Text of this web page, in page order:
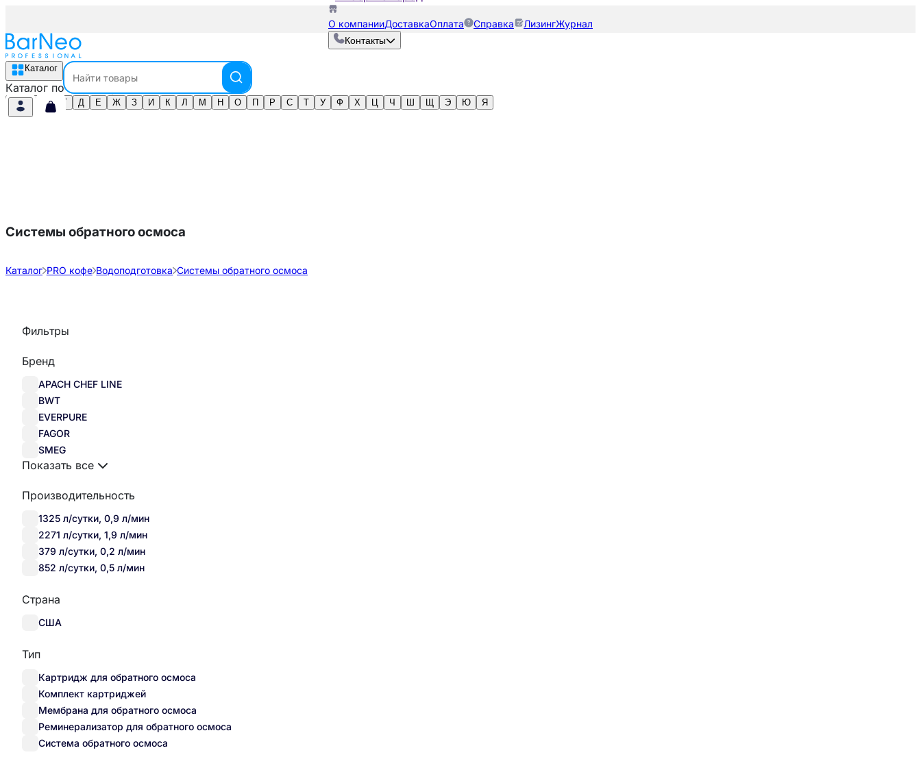
О компанииДоставкаОплата Справка ЛизингЖурнал
Контакты
Каталог
Каталог по алфавиту
Б В Г Д Е Ж З И К Л М Н О П Р С Т У Ф Х Ц Ч Ш Щ Э Ю Я
Системы обратного осмоса
Каталог PRO кофе Водоподготовка Системы обратного осмоса
Фильтры
Бренд
APACH CHEF LINE
BWT
EVERPURE
FAGOR
SMEG
Показать все
Производительность
1325 л/сутки, 0,9 л/мин
2271 л/сутки, 1,9 л/мин
379 л/сутки, 0,2 л/мин
852 л/сутки, 0,5 л/мин
Страна
США
Тип
Картридж для обратного осмоса
Комплект картриджей
Мембрана для обратного осмоса
Реминерализатор для обратного осмоса
Система обратного осмоса